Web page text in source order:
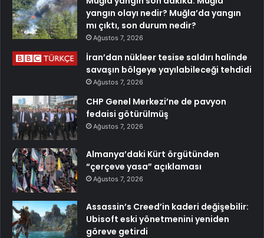
yangın olayı nedir? Muğla’da yangın
mı çıktı, son durum nedir?
Ağustos 7, 2026
İran’dan nükleer tesise saldırı halinde
savaşın bölgeye yayılabileceği tehdidi
Ağustos 7, 2026
CHP Genel Merkezi’ne de pavyon
fedaisi götürülmüş
Ağustos 7, 2026
Almanya’daki Kürt örgütünden
“çerçeve yasa” açıklaması
Ağustos 7, 2026
Assassin’s Creed’in kaderi değişebilir:
Ubisoft eski yönetmenini yeniden
göreve getirdi